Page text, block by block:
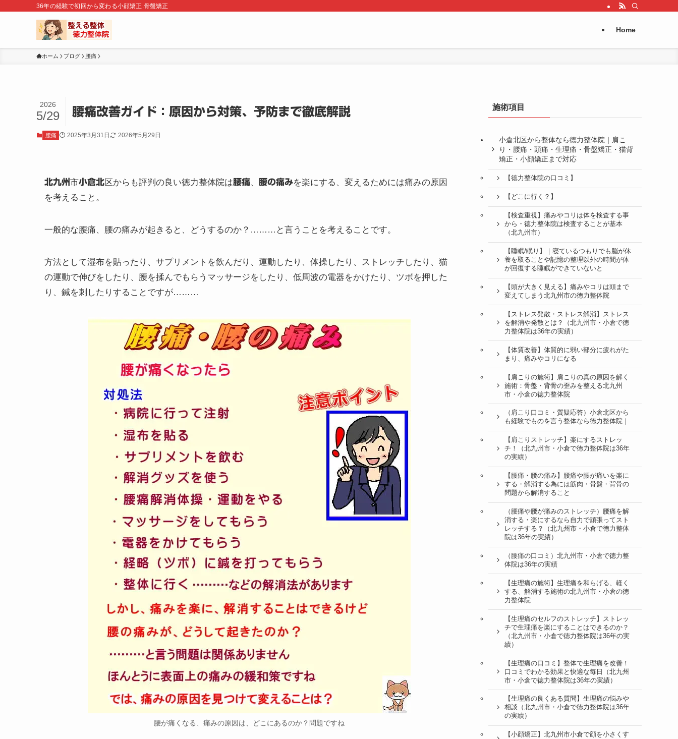
36年の経験で初回から変わる小顔矯正.骨盤矯正
Home
ホーム ブログ 腰痛
腰痛改善ガイド：原因から対策、予防まで徹底解説
2026
5/29
腰痛 2025年3月31日 2026年5月29日
北九州市小倉北区からも評判の良い徳力整体院は腰痛、 腰の痛みを楽にする、変えるためには痛みの原因
を考えること。
一般的な腰痛、腰の痛みが起きると、どうするのか？………と言うことを考えることです。
方法として湿布を貼ったり、サプリメントを飲んだり、運動したり、体操したり、ストレッチしたり、猫
の運動で伸びをしたり、腰を揉んでもらうマッサージをしたり、低周波の電器をかけたり、ツボを押した
り、鍼を刺したりすることですが………
腰が痛くなる、痛みの原因は、どこにあるのか？問題ですね
施術項目
小倉北区から整体なら徳力整体院｜肩こ
り・腰痛・頭痛・生理痛・骨盤矯正・猫背
矯正・小顔矯正まで対応
【徳力整体院の口コミ】
【どこに行く？】
【検査重視】痛みやコリは体を検査する事
から・徳力整体院は検査することが基本
（北九州市）
【睡眠/眠り】｜寝ているつもりでも脳が休
養を取ることや記憶の整理以外の時間が体
が回復する睡眠ができていないと
【頭が大きく見える】痛みやコリは頭まで
変えてしまう北九州市の徳力整体院
【ストレス発散・ストレス解消】ストレス
を解消や発散とは？（北九州市・小倉で徳
力整体院は36年の実績）
【体質改善】体質的に弱い部分に疲れがた
まり、痛みやコリになる
【肩こりの施術】肩こりの真の原因を解く
施術：骨盤・背骨の歪みを整える北九州
市・小倉の徳力整体院
（肩こり口コミ・質疑応答）小倉北区から
も経験でものを言う整体なら徳力整体院｜
【肩こりストレッチ】楽にするストレッ
チ！（北九州市・小倉で徳力整体院は36年
の実績）
【腰痛・腰の痛み】腰痛や腰が痛いを楽に
する・解消する為には筋肉・骨盤・背骨の
問題から解消すること
（腰痛や腰が痛みのストレッチ）腰痛を解
消する・楽にするなら自力で頑張ってスト
レッチする？（北九州市・小倉で徳力整体
院は36年の実績）
（腰痛の口コミ）北九州市・小倉で徳力整
体院は36年の実績
【生理痛の施術】生理痛を和らげる、軽く
する、解消する施術の北九州市・小倉の徳
力整体院
【生理痛のセルフのストレッチ】ストレッ
チで生理痛を楽にすることはできるのか？
（北九州市・小倉で徳力整体院は36年の実
績）
【生理痛の口コミ】整体で生理痛を改善！
口コミでわかる効果と快適な毎日（北九州
市・小倉で徳力整体院は36年の実績）
【生理痛の良くある質問】生理痛の悩みや
相談（北九州市・小倉で徳力整体院は36年
の実績）
【小顔矯正】北九州市小倉で顔を小さくす